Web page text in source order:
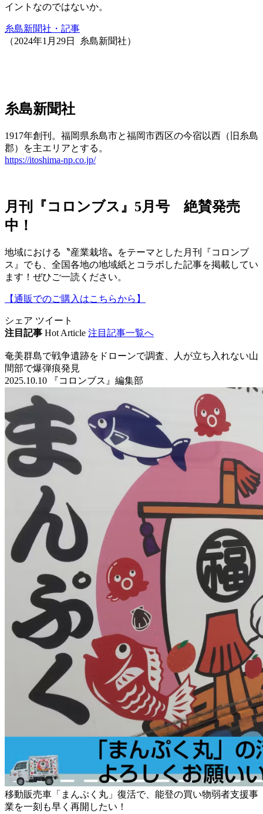
イントなのではないか。
糸島新聞社・記事
（2024年1月29日 糸島新聞社）
糸島新聞社
1917年創刊。福岡県糸島市と福岡市西区の今宿以西（旧糸島
郡）を主エリアとする。
https://itoshima-np.co.jp/
月刊『コロンブス』5月号 絶賛発売
中！
地域における〝産業栽培〟をテーマとした月刊『コロンブ
ス』でも、全国各地の地域紙とコラボした記事を掲載してい
ます！ぜひご一読ください。
【通販でのご購入はこちらから】
シェア ツイート
注目記事 Hot Article 注目記事一覧へ
奄美群島で戦争遺跡をドローンで調査、人が立ち入れない山
間部で爆弾痕発見
2025.10.10 『コロンブス』編集部
移動販売車「まんぷく丸」復活で、能登の買い物弱者支援事
業を一刻も早く再開したい！